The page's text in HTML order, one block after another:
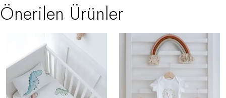
Önerilen Ürünler